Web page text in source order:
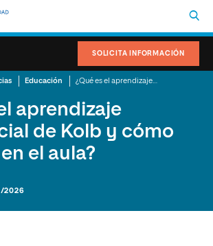
SOLICITA INFORMACIÓN
Educación
aprendizaje
de Kolb y cómo
el aula?
2026